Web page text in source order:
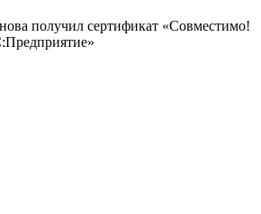
получил сертификат «Совместимо!